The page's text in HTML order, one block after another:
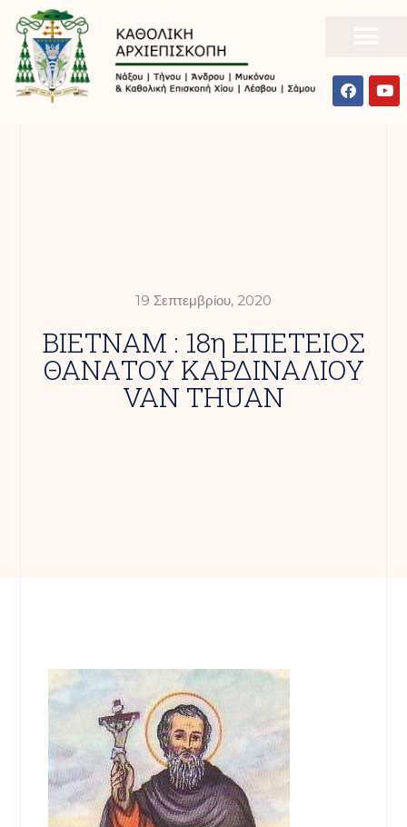
19 Σεπτεμβρίου, 2020
ΒΙΕΤΝΑΜ : 18η ΕΠΕΤΕΙΟΣ
ΘΑΝΑΤΟΥ ΚΑΡΔΙΝΑΛΙΟΥ
VAN THUAN